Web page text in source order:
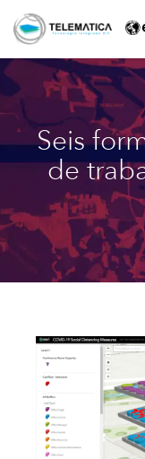
Seis
de